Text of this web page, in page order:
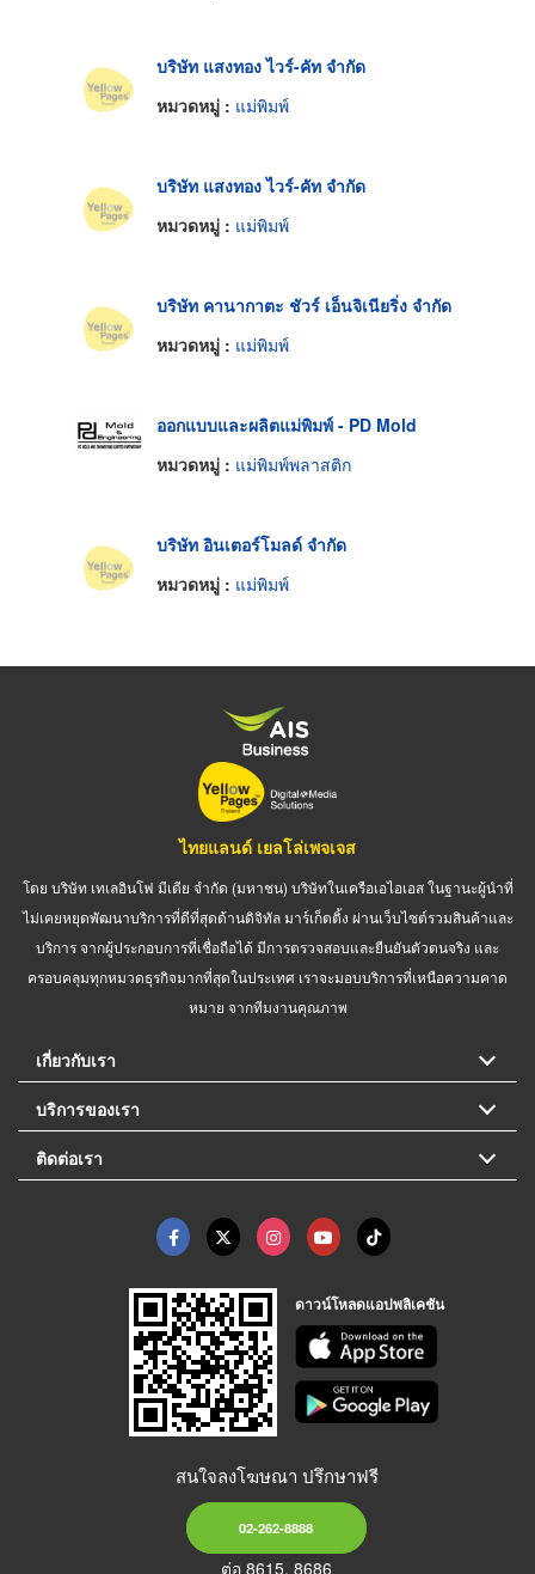
บริษัท แสงทอง ไวร์-คัท จำกัด
หมวดหมู่ : แม่พิมพ์
บริษัท แสงทอง ไวร์-คัท จำกัด
หมวดหมู่ : แม่พิมพ์
บริษัท คานากาตะ ชัวร์ เอ็นจิเนียริ่ง จำกัด
หมวดหมู่ : แม่พิมพ์
ออกแบบและผลิตแม่พิมพ์ - PD Mold
หมวดหมู่ : แม่พิมพ์พลาสติก
บริษัท อินเตอร์โมลด์ จำกัด
หมวดหมู่ : แม่พิมพ์
ไทยแลนด์ เยลโล่เพจเจส
โดย บริษัท เทเลอินโฟ มีเดีย จำกัด (มหาชน) บริษัทในเครือเอไอเอส ในฐานะผู้นำที่
ไม่เคยหยุดพัฒนาบริการที่ดีที่สุดด้านดิจิทัล มาร์เก็ตติ้ง ผ่านเว็บไซต์รวมสินค้าและ
บริการ จากผู้ประกอบการที่เชื่อถือได้ มีการตรวจสอบและยืนยันตัวตนจริง และ
ครอบคลุมทุกหมวดธุรกิจมากที่สุดในประเทศ เราจะมอบบริการที่เหนือความคาด
หมาย จากทีมงานคุณภาพ
เกี่ยวกับเรา
บริการของเรา
ติดต่อเรา
ดาวน์โหลดแอปพลิเคชัน
สนใจลงโฆษณา ปรึกษาฟรี
02-262-8888
ต่อ 8615, 8686